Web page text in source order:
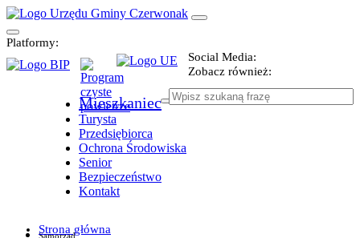
Platformy:
Social Media:
Zobacz również:
Mieszkaniec
Turysta
Przedsiębiorca
Ochrona Środowiska
Senior
Bezpieczeństwo
Kontakt
Samorząd
Strona główna